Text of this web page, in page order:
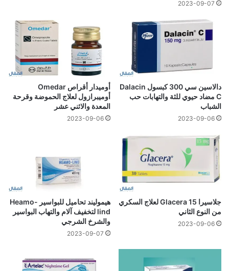
2023-09-07
دالاسين سي 300 كبسول Dalacin
C مضاد حيوي للثة والتهابات حب
الشباب
2023-09-06
أوميدار أقراص Omedar
أوميبرازول لعلاج الحموضة وقرحة
المعدة والاثني عشر
2023-09-06
جلاسيرا 15 Glacera لعلاج السكري
من النوع الثاني
2023-09-06
هيموليند تحاميل للبواسير Heamo-
lind لتخفيف آلام والتهاب البواسير
والشرخ الشرجي
2023-09-07